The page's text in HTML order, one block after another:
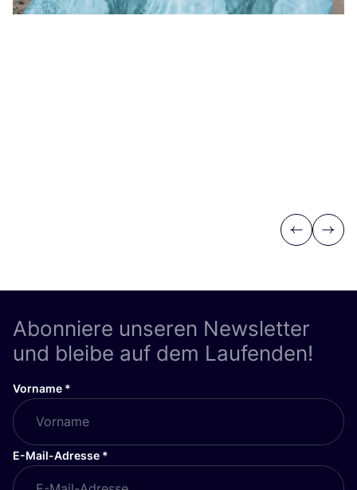
Previous
Next
Abonniere unseren Newsletter
und bleibe auf dem Laufenden!
Vorname *
E-Mail-Adresse *